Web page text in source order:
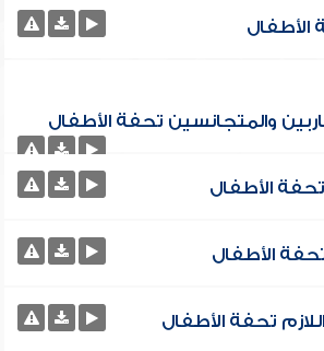
الأطفال
والمتجانسين تحفة الأطفال
الأطفال
الأطفال
تحفة الأطفال